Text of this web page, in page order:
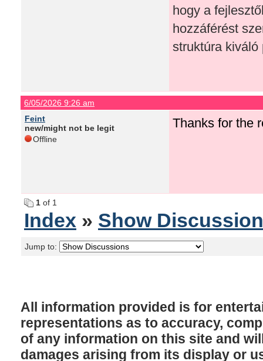
hogy a
hozzáférést
struktúra kiváló
6/05/2026 9:26 am
Feint
new/might not be legit
Offline
Thanks for the
1 of 1
Index » Show
Jump to:
All information provided is for
representations as to accuracy,
of any information on this site and
damages arising from its display or